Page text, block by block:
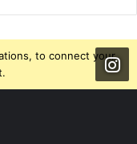
to connect your